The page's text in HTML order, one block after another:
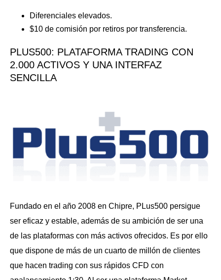
Diferenciales elevados.
$10 de comisión por retiros por transferencia.
PLUS500: PLATAFORMA TRADING CON
2.000 ACTIVOS Y UNA INTERFAZ
SENCILLA
Fundado en el año 2008 en Chipre, PLus500 persigue
ser eficaz y estable, además de su ambición de ser una
de las plataformas con más activos ofrecidos. Es por ello
que dispone de más de un cuarto de millón de clientes
que hacen trading con sus rápidos CFD con